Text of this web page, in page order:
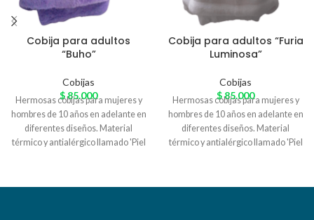
Cobija para adultos
“Buho”
Cobijas
$85.000
Hermosas cobijas para mujeres y
hombres de 10 años en adelante en
diferentes diseños. Material
térmico y antialérgico llamado 'Piel
colores
Cobija para adultos “Furia
Luminosa”
Cobijas
$85.000
Hermosas cobijas para mujeres y
hombres de 10 años en adelante en
diferentes diseños. Material
térmico y antialérgico llamado 'Piel
colores